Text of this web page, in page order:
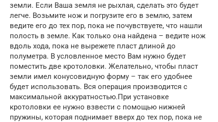
земли. Если Ваша земля не рыхлая, сделать это будет
легче. Возьмите нож и погрузите его в землю, затем
ведите его до тех пор, пока не почувствуете, что нашли
полость в земле. Как только она найдена – ведите нож
вдоль хода, пока не вырежете пласт длиной до
полуметра. В условленное место Вам нужно будет
поместить две кротоловки. Желательно, чтобы пласт
земли имел конусовидную форму – так его удобнее
будет использовать. Вся операция производится с
максимальной аккуратностью.При установке
кротоловки ее нужно взвести с помощью нижней
пружины, которая поднимает вверх до тех пор, пока не